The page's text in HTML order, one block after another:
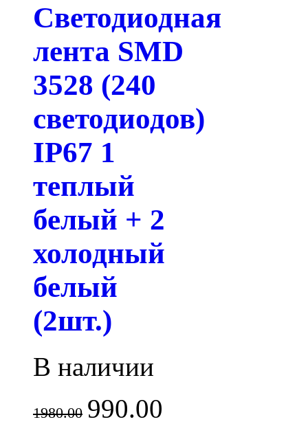
Светодиодная
лента SMD
3528 (240
светодиодов)
IP67 1
теплый
белый + 2
холодный
белый
(2шт.)
В наличии
1980.00 990.00